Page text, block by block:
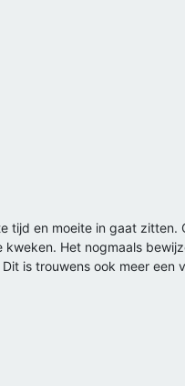
tijd en moeite in gaat zitten.
Het nogmaals
is trouwens ook meer een